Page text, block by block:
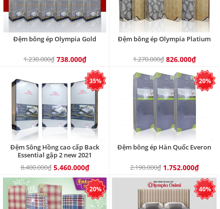
Đệm bông ép Olympia Gold
1.230.000₫ 738.000₫
Đệm bông ép Olympia Platium
1.270.000₫ 826.000₫
35%
Đệm Sông Hồng cao cấp Back
Essential gập 2 new 2021
8.400.000₫ 5.460.000₫
20%
Đệm bông ép Hàn Quốc Everon
2.190.000₫ 1.752.000₫
20% 40%